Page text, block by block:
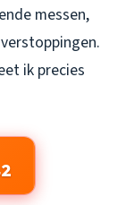
messen,
ik precies